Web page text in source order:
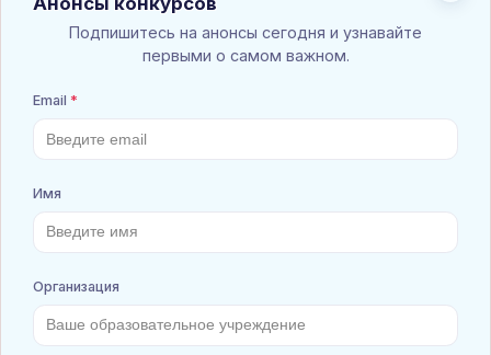
Олимпиады по предметным направлениям
ПО АНГЛИЙСКОМУ ЯЗЫКУ
ПО АСТРОНОМИИ
ПО БИОЛОГИИ
ПО ИНФОРМАТИКЕ
ПО МАТЕМАТИКЕ
ПО ОБЩЕСТВОЗНАНИЮ
ПО ПДД